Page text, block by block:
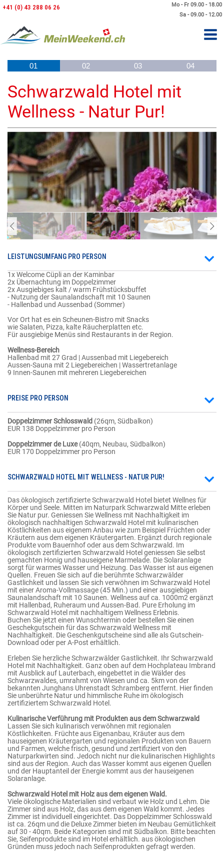
Mo - Fr 09.00 - 18.00
Sa - 09.00 - 12.00
+41 (0) 43 288 06 26
01 02 03 04
Schwarzwald Hotel mit
Wellness - Natur Pur!
LEISTUNGSUMFANG PRO PERSON
1x Welcome Cüpli an der Kaminbar
2x Übernachtung im Doppelzimmer
2x Ausgiebiges kalt / warm Frühstücksbuffet
- Nutzung der Saunalandschaft mit 10 Saunen
- Hallenbad und Aussenbad (Sommer)
Vor Ort hat es ein Scheunen-Bistro mit Snacks
wie Salaten, Pizza, kalte Räucherplatten etc.
Für ausgiebige Menüs sind Restaurants in der Region.
Wellness-Bereich
Hallenbad mit 27 Grad | Aussenbad mit Liegebereich
Aussen-Sauna mit 2 Liegebereichen | Wassertretanlage
9 Innen-Saunen mit mehreren Liegebereichen
PREISE PRO PERSON
Doppelzimmer Schlosswald (26qm, Südbalkon)
EUR 138 Doppelzimmer pro Person
Doppelzimmer de Luxe(40qm, Neubau, Südbalkon)
EUR 170 Doppelzimmer pro Person
SCHWARZWALD HOTEL MIT WELLNESS - NATUR PUR!
Das ökologisch zertifizierte Schwarzwald Hotel bietet Wellnes für
Körper und Seele. Mitten im Naturpark Schwarzwald Mitte erleben
Sie Natur pur. Geniessen Sie Wellness mit Nachhaltigkeit im
ökologisch nachhaltigen Schwarzwald Hotel mit kulinarischen
Köstlichkeiten aus eigenem Anbau wie zum Beispiel Früchten oder
Kräutern aus dem eigenen Kräutergarten. Ergänzt durch regionale
Produkte vom Bauernhof oder aus dem Schwarzwald. Im
ökologisch zertifizierten Schwarzwald Hotel geniessen Sie selbst
gemachten Honig und hauseigene Marmelade. Die Solaranlage
sorgt für warmes Wasser und Heizung. Das Wasser ist aus eigenen
Quellen. Freuen Sie sich auf die berühmte Schwarzwälder
Gastlichkeit und lassen Sie sich verwöhnen im Schwarzwald Hotel
mit einer Aroma-Vollmassage (45 Min.) und einer ausgiebigen
Saunalandschaft mit 10 Saunen. Wellness auf ca. 1000m2 ergänzt
mit Hallenbad, Ruheraum und Aussen-Bad. Pure Erholung im
Schwarzwald Hotel mit nachhaltigem Wellness Erlebnis.
Buchen Sie jetzt einen Wunschtermin oder bestellen Sie einen
Geschekgutschein für das Schwarzwald Wellness mit
Nachhaltigkeit. Die Geschenkgutscheine sind alle als Gutschein-
Download oder per A-Post erhältlich.
Erleben Sie herzliche Schwarzwälder Gastlichkeit. Ihr Schwarzwald
Hotel mit Nachhaltigkeit. Ganz oben auf dem Hochplateau Imbrand
mit Ausblick auf Lauterbach, eingebettet in die Wälder des
Schwarzwaldes, umrahmt von Wiesen und ca. 5km von der
bekannten Junghans Uhrenstadt Schramberg entfernt. Hier finden
Sie unberührte Natur und himmlische Ruhe im ökologisch
zertifiziertem Schwarzwald Hotel.
Kulinarische Verführung mit Produkten aus dem Schwarzwald
Lassen Sie sich kulinarisch verwöhnen mit regionalen
Köstlichkeiten. Früchte aus Eigenanbau, Kräuter aus dem
hauseigenen Kräutergarten und regionalen Produkten von Bauern
und Farmen, welche frisch, gesund und zertifiziert von den
Naturparkwirten sind. Jedoch nicht nur die kulinarischen Highlights
sind aus der Region. Auch das Wasser kommt aus eigenen Quellen
und der Hauptanteil der Energie kommt aus der hauseigenen
Solaranlage.
Schwarzwald Hotel mit Holz aus dem eigenen Wald.
Viele ökologische Materialien sind verbaut wie Holz und Lehm. Die
Zimmer sind aus Holz, das aus dem eigenen Wald kommt. Jedes
Zimmer ist individuell eingerichtet. Das Doppelzimmer Schlosswald
ist ca. 26qm und die Deluxe Zimmer bieten im Neubau Gemütlichkeit
auf 30 - 40qm. Beide Kategorien sind mit Südbalkon. Bitte beachten
Sie, Seifenprodukte sind im Hotel erhältlich. aus ökologischen
Gründen muss jedoch nach Seifenprodukten gefragt werden.